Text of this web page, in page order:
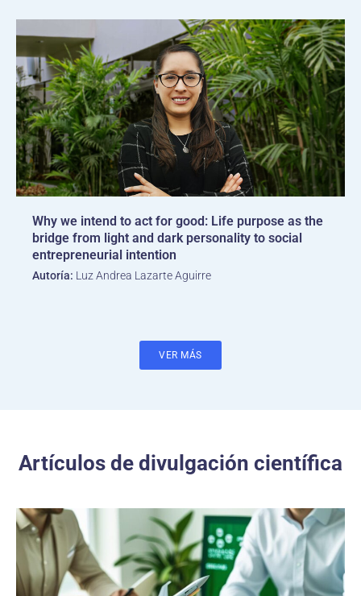
Why we intend to act for good: Life purpose as the
bridge from light and dark personality to social
entrepreneurial intention
Autoría: Luz Andrea Lazarte Aguirre
VER MÁS
Artículos de divulgación científica